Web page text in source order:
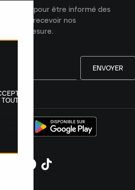
Laced pour être informé des
et recevoir nos
sur mesure.
ENVOYER
TOUT